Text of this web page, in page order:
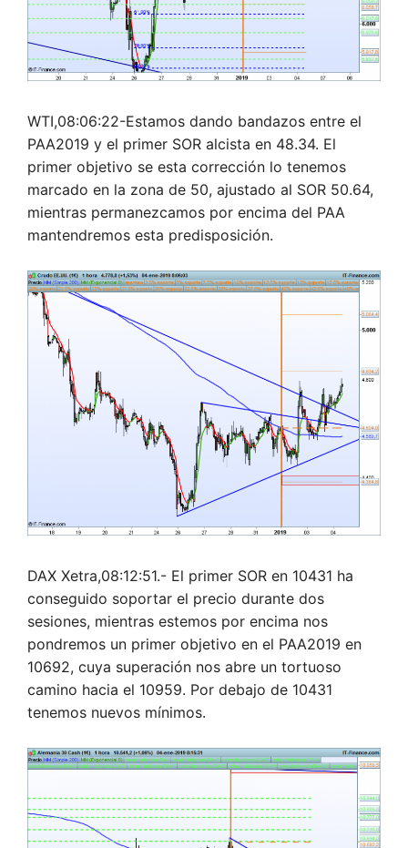
WTI,08:06:22-Estamos dando bandazos entre el
PAA2019 y el primer SOR alcista en 48.34. El
primer objetivo se esta corrección lo tenemos
marcado en la zona de 50, ajustado al SOR 50.64,
mientras permanezcamos por encima del PAA
mantendremos esta predisposición.
DAX Xetra,08:12:51.- El primer SOR en 10431 ha
conseguido soportar el precio durante dos
sesiones, mientras estemos por encima nos
pondremos un primer objetivo en el PAA2019 en
10692, cuya superación nos abre un tortuoso
camino hacia el 10959. Por debajo de 10431
tenemos nuevos mínimos.